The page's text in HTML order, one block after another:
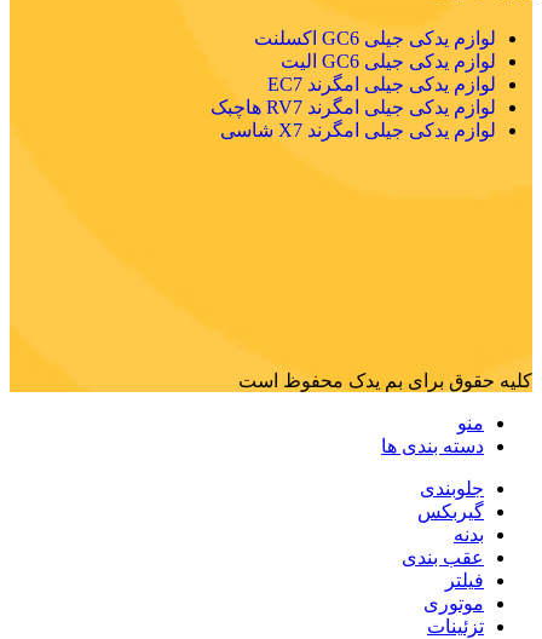
لوازم یدکی جیلی GC6 اکسلنت
لوازم یدکی جیلی GC6 الیت
لوازم یدکی جیلی امگرند EC7
لوازم یدکی جیلی امگرند RV7 هاچبک
لوازم یدکی جیلی امگرند X7 شاسی
کلیه حقوق برای بم یدک محفوظ است
منو
دسته بندی ها
جلوبندی
گیربکس
بدنه
عقب بندی
فیلتر
موتوری
تزئینات